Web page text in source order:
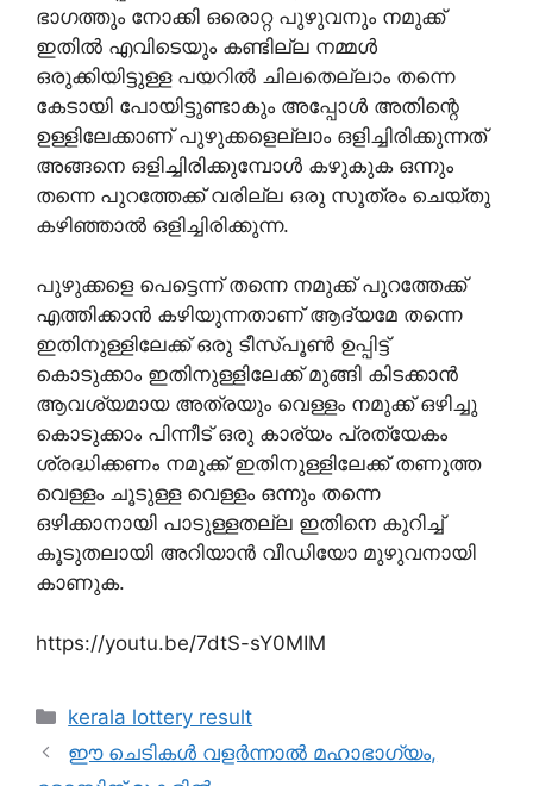
ഭാഗത്തും നോക്കി ഒരൊറ്റ പുഴുവനും നമുക്ക്
ഇതിൽ എവിടെയും കണ്ടില്ല നമ്മൾ
ഒരുക്കിയിട്ടുള്ള പയറിൽ ചിലതെല്ലാം തന്നെ
കേടായി പോയിട്ടുണ്ടാകും അപ്പോൾ അതിന്റെ
ഉള്ളിലേക്കാണ് പുഴുക്കളെല്ലാം ഒളിച്ചിരിക്കുന്നത്
അങ്ങനെ ഒളിച്ചിരിക്കുമ്പോൾ കഴുകുക ഒന്നും
തന്നെ പുറത്തേക്ക് വരില്ല ഒരു സൂത്രം ചെയ്തു
കഴിഞ്ഞാൽ ഒളിച്ചിരിക്കുന്ന.
പുഴുക്കളെ പെട്ടെന്ന് തന്നെ നമുക്ക് പുറത്തേക്ക്
എത്തിക്കാൻ കഴിയുന്നതാണ് ആദ്യമേ തന്നെ
ഇതിനുള്ളിലേക്ക് ഒരു ടീസ്പൂൺ ഉപ്പിട്ട്
കൊടുക്കാം ഇതിനുള്ളിലേക്ക് മുങ്ങി കിടക്കാൻ
ആവശ്യമായ അത്രയും വെള്ളം നമുക്ക് ഒഴിച്ചു
കൊടുക്കാം പിന്നീട് ഒരു കാര്യം പ്രത്യേകം
ശ്രദ്ധിക്കണം നമുക്ക് ഇതിനുള്ളിലേക്ക് തണുത്ത
വെള്ളം ചൂടുള്ള വെള്ളം ഒന്നും തന്നെ
ഒഴിക്കാനായി പാടുള്ളതല്ല ഇതിനെ കുറിച്ച്
കൂടുതലായി അറിയാൻ വീഡിയോ മുഴുവനായി
കാണുക.
https://youtu.be/7dtS-sY0MIM
Categories
kerala lottery result
ഈ ചെടികൾ വളർന്നാൽ മഹാഭാഗ്യം,